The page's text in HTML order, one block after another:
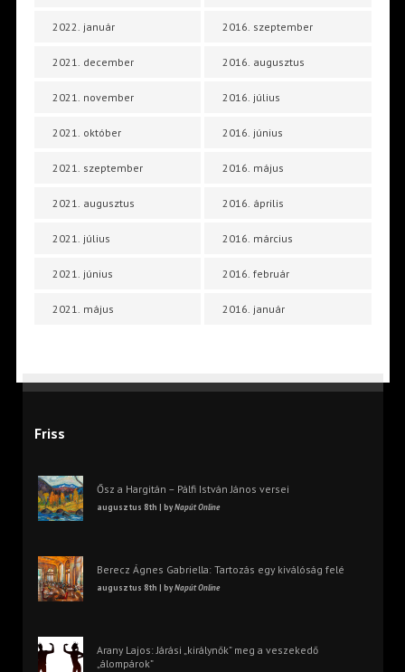
2022. január
2021. december
2021. november
2021. október
2021. szeptember
2021. augusztus
2021. július
2021. június
2021. május
2016. szeptember
2016. augusztus
2016. július
2016. június
2016. május
2016. április
2016. március
2016. február
2016. január
Friss
Ősz a Hargitán – Pálfi István János versei
augusztus 8th | byNapút Online
Berecz Ágnes Gabriella: Tartozás egy kiválóság felé
augusztus 8th | byNapút Online
Arany Lajos: Járási „királynők” meg a veszekedő
„álompárok”